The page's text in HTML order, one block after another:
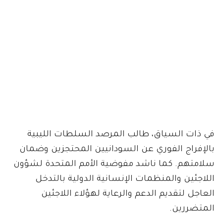
في ذات السياق، طالب المرصد السلطات الليبية
بالإفراج الفوري عن السودانيين المحتجزين وضمان
سلامتهم. كما ناشد مفوضية الأمم المتحدة لشؤون
اللاجئين والمنظمات الإنسانية الدولية بالتدخل
العاجل لتقديم الدعم والرعاية لهؤلاء اللاجئين
المتضررين.